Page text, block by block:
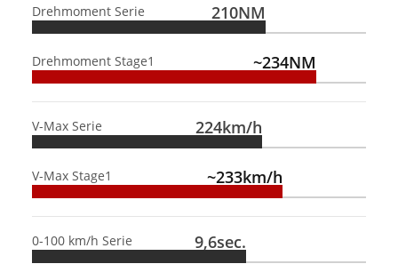
Drehmoment Serie 210NM
Drehmoment Stage1 ~234NM
V-Max Serie 224km/h
V-Max Stage1 ~233km/h
0-100 km/h Serie 9,6sec.